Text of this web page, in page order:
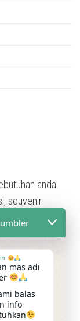
anda.
souvenir
masih banyak
yang kami
Kaos,
mas adi
balas
info